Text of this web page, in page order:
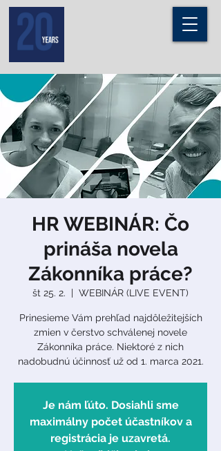
HR WEBINÁR: Čo
prináša novela
Zákonníka práce?
št 25. 2.
  |
WEBINÁR (LIVE EVENT)
Prinesieme Vám prehľad najdôležitejších
zmien v čerstvo schválenej novele
Zákonníka práce. Niektoré z nich
Je nám ľúto. Dosiahli sme
maximálny počet účastníkov a
registrácia je uzavretá.